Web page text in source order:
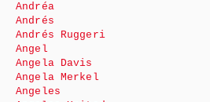
Andréa
Andrés
Andrés Ruggeri
Angel
Angela Davis
Angela Merkel
Angeles